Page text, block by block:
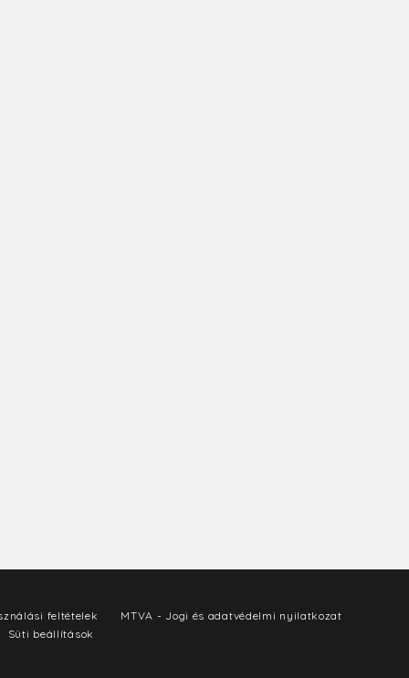
feltételek
MTVA - Jogi és adatvédelmi nyilatkozat
Süti beállítások